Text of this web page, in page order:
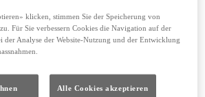
klicken, stimmen Sie der Speicherung von
Für Sie verbessern Cookies die Navigation auf der
der Analyse der Website-Nutzung und der Entwicklung
Alle Cookies akzeptieren